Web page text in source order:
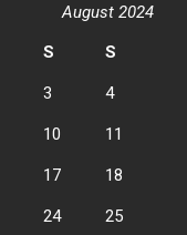
August 2024
S S
3 4
10 11
17 18
24 25